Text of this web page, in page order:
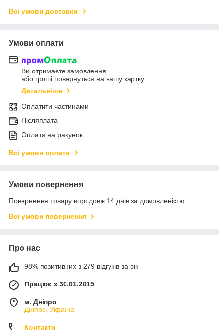
Всі умови доставки
Умови оплати
Ви отримаєте замовлення
або гроші повернуться на вашу картку
Детальніше
Оплатити частинами
Післяплата
Оплата на рахунок
Всі умови оплати
Умови повернення
Повернення товару впродовж 14 днів за домовленістю
Всі умови повернення
Про нас
98% позитивних з 279 відгуків за рік
Працює з 30.01.2015
м. Дніпро
Дніпро, Україна
Контакти